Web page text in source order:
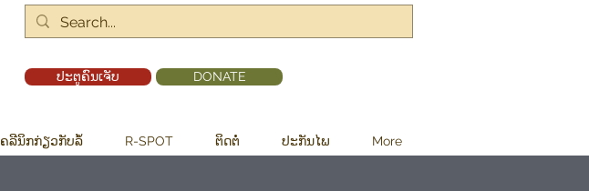
ປະຕູຄົນເຈັບ DONATE
ຄລີນິກກ່ຽວກັບລໍ້ R-SPOT ຕິດຕໍ່ ປະກັນໄພ More